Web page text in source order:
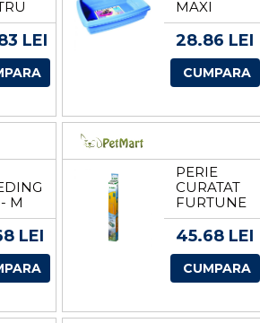
2 G
LEI
MAXI
PISICI GEO,
43.5 CM
28.86 LEI
CUMPARA
M
LEI
PERIE
CURATAT
FURTUNE
JBL
CLEANY/
45.68 LEI
CUMPARA